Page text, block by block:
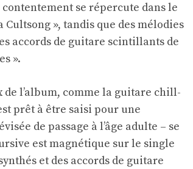
se répercute dans le
», tandis que des mélodies
accords de guitare scintillants de
».
l’album, comme la guitare chill-
prêt à être saisi pour une
de passage à l’âge adulte – se
est magnétique sur le single
et des accords de guitare